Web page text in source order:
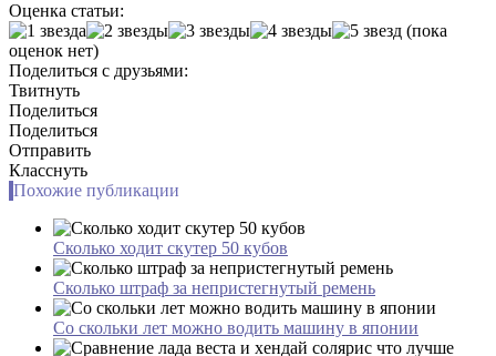
Оценка статьи:
(пока
оценок нет)
Поделиться с друзьями:
Твитнуть
Поделиться
Поделиться
Отправить
Класснуть
Похожие публикации
Сколько ходит скутер 50 кубов
Сколько штраф за непристегнутый ремень
Со скольки лет можно водить машину в японии